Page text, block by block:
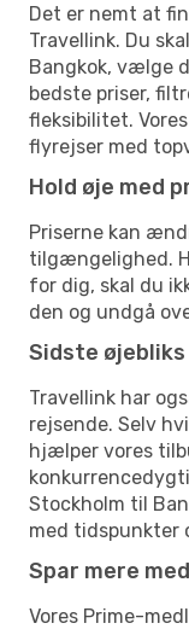
Det er nemt at
Travellink. Du
Bangkok, vælge
bedste priser,
fleksibilitet.
flyrejser med
Hold øje med
Priserne kan
tilgængelighed.
for dig, skal du
den og undgå
Sidste
Travellink har
rejsende. Selv
hjælper vores
Stockholm til
med tidspunkter
Spar mere
Vores Prime-